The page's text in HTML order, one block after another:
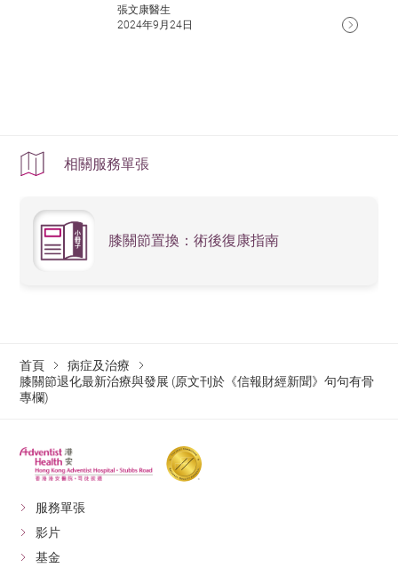
的實際效果有較為確切的結論。
張文康醫生
2024年9月24日
相關服務單張
膝關節置換：術後復康指南
首頁
病症及治療
膝關節退化最新治療與發展 (原文刊於《信報財經新聞》句句有骨
專欄)
服務單張
影片
基金